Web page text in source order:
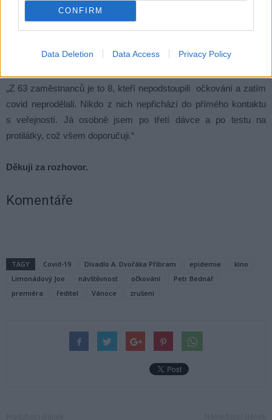
CONFIRM
Data Deletion Data Access Privacy Policy
a očkování. U herců se dá asi předpokládat, že kvůli své
profesi, kdy jezdí i na nejrůznější natáčení, tak očkováni jsou,
neočkováním v souboru příbramského divadla?
„Z 63 zaměstnanců je to 8, kteří nepodstoupili očkování a zatím
covid neprodělali. Nikdo z nich nepřichází do přímého kontaktu
s veřejností. Já osobně jsem po třetí dávce a po testu na
protilátky, což všem doporučuji.“
Děkuji za rozhovor.
Komentáře
TAGY Covid-19 Divadlo A. Dvořáka Příbram epidemie
kino
Limonádový Joe
návštěvnost očkování
Petr Bednář
premiéra
ředitel Vánoce zrušení